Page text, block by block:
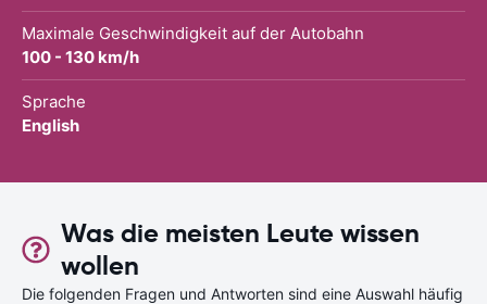
Maximale Geschwindigkeit auf der Autobahn
100 - 130 km/h
Sprache
English
Was die meisten Leute wissen
wollen
Die folgenden Fragen und Antworten sind eine Auswahl häufig